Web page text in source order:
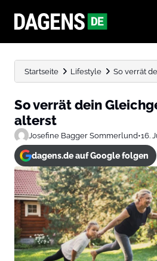
Startseite Lifestyle So verrät
So verrät dein
alterst
Josefine Bagger Sommerlund•16.
dagens.de auf Google folgen